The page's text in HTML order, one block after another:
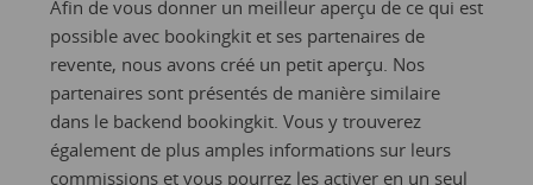
Afin de vous donner un meilleur aperçu de ce qui est
possible avec bookingkit et ses partenaires de
revente, nous avons créé un petit aperçu. Nos
partenaires sont présentés de manière similaire
dans le backend bookingkit. Vous y trouverez
également de plus amples informations sur leurs
commissions et vous pourrez les activer en un seul